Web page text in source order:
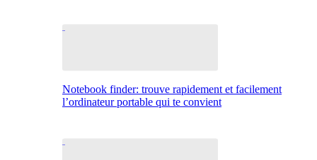
Notebook finder: trouve rapidement et facilement
l’ordinateur portable qui te convient